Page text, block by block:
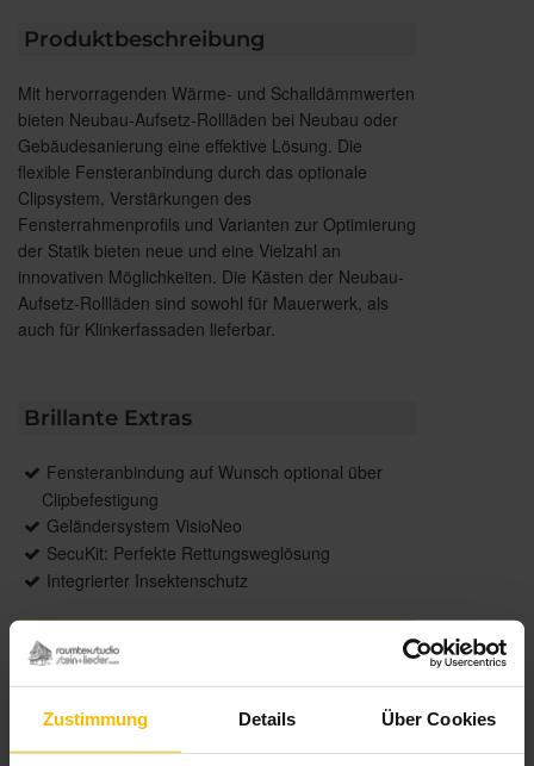
Zustimmung Details Über Cookies
Produktbeschreibung
Mit hervorragenden Wärme- und Schalldämmwerten
bieten Neubau-Aufsetz-Rollläden bei Neubau oder
Gebäudesanierung eine effektive Lösung. Die
flexible Fensteranbindung durch das optionale
Clipsystem, Verstärkungen des
Fensterrahmenprofils und Varianten zur Optimierung
der Statik bieten neue und eine Vielzahl an
innovativen Möglichkeiten. Die Kästen der Neubau-
Aufsetz-Rollläden sind sowohl für Mauerwerk, als
auch für Klinkerfassaden lieferbar.
Brillante Extras
Fensteranbindung auf Wunsch optional über
Clipbefestigung
Geländersystem VisioNeo
SecuKit: Perfekte Rettungsweglösung
Integrierter Insektenschutz
Ausstattungsextras Rollladen
Weitere Informationen zu Rollladen-Profile